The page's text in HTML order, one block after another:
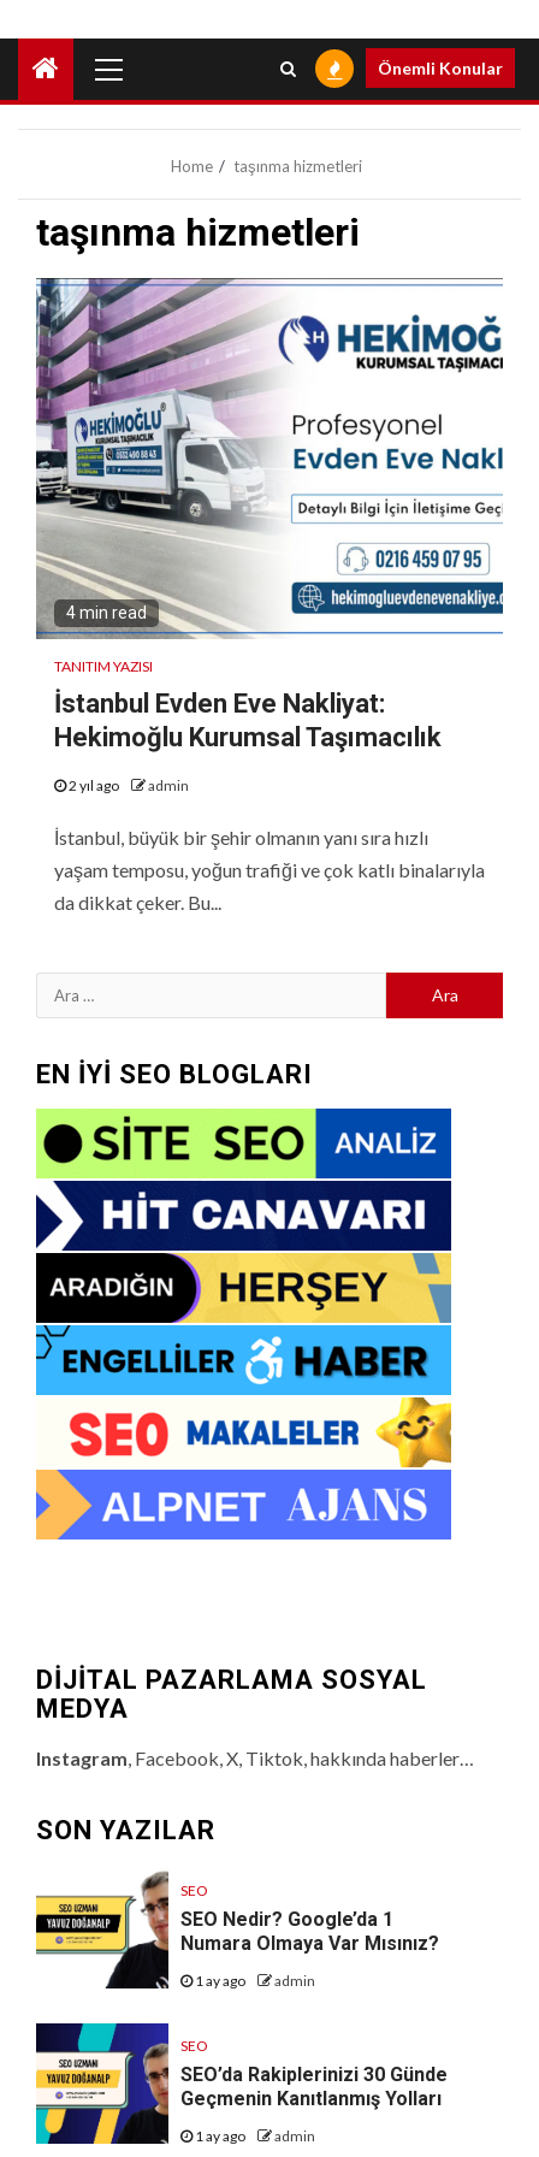
Menu
Önemli Konular
Home taşınma hizmetleri
taşınma hizmetleri
4 min read
TANITIM YAZISI
İstanbul Evden Eve Nakliyat:
Hekimoğlu Kurumsal Taşımacılık
2 yıl ago admin
İstanbul, büyük bir şehir olmanın yanı sıra hızlı
yaşam temposu, yoğun trafiği ve çok katlı binalarıyla
da dikkat çeker. Bu...
Arama:
EN İYİ SEO BLOGLARI
DİJİTAL PAZARLAMA SOSYAL
MEDYA
Instagram , Facebook, X, Tiktok, hakkında haberler…
SON YAZILAR
SEO
SEO Nedir? Google’da 1
Numara Olmaya Var Mısınız?
1 ay ago admin
SEO
SEO’da Rakiplerinizi 30 Günde
Geçmenin Kanıtlanmış Yolları
1 ay ago admin